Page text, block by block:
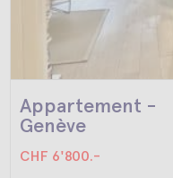
Appartement -
Genève
CHF 6'800.-